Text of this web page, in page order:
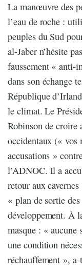
La manœuvre des
l’eau de roche :
peuples du Sud
al-Jaber n’hésite
faussement « anti-
dans son échange
République
le climat. Le
Robinson de croire
occidentaux (« vos
accusations »
l’ADNOC. Il a
retour aux
« plan de sortie
développement. À
masque : « aucune
une condition
réchauffement »,